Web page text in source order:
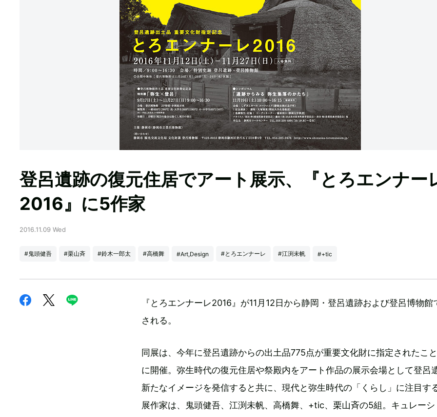
登呂遺跡の復元住居でアート展示、『とろエンナー
2016』に5作家
2016.11.09 Wed
#鬼頭健吾 #栗山斉 #鈴木一郎太 #高橋舞 #Art,Design #とろエンナーレ #江渕未帆 #+tic
『とろエンナーレ2016』が11月12日から静岡・登呂遺跡および登呂博物館
される。
同展は、今年に登呂遺跡からの出土品775点が重要文化財に指定されたこ
に開催。弥生時代の復元住居や祭殿内をアート作品の展示会場として登呂
新たなイメージを発信すると共に、現代と弥生時代の「くらし」に注目す
展作家は、鬼頭健吾、江渕未帆、高橋舞、+tic、栗山斉の5組。キュレーシ